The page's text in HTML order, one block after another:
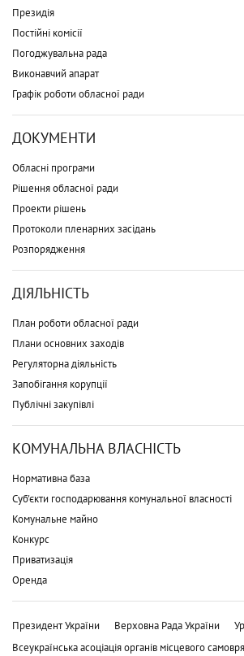
Президія
Постійні комісії
Погоджувальна рада
Виконавчий апарат
Графік роботи обласної ради
ДОКУМЕНТИ
Обласні програми
Рішення обласної ради
Проекти рішень
Протоколи пленарних засідань
Розпорядження
ДІЯЛЬНІСТЬ
План роботи обласної ради
Плани основних заходів
Регуляторна діяльність
Запобігання корупції
Публічні закупівлі
КОМУНАЛЬНА ВЛАСНІСТЬ
Нормативна база
Суб'єкти господарювання комунальної власності
Комунальне майно
Конкурс
Приватизація
Оренда
Президент України Верховна Рада України
Всеукраїнська асоціація органів місцевого